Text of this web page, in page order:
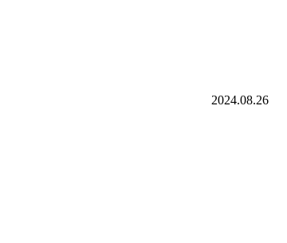
2024.08.26